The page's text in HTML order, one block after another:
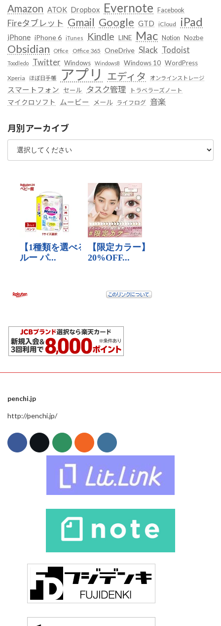
Amazon ATOK Dropbox Evernote Facebook
Fireタブレット Gmail Google GTD iCloud iPad
iPhone iPhone 6 iTunes Kindle LINE Mac Notion Nozbe
Obsidian Office Office 365 OneDrive Slack Todoist
Toodledo Twitter Windows Windows8 Windows 10 WordPress
Xperia ほぼ日手帳 アプリ エディタ オンラインストレージ
スマートフォン セール タスク管理 トラベラーズノート
マイクロソフト ムービー メール ライフログ 音楽
月別アーカイブ
penchi.jp
http://penchi.jp/